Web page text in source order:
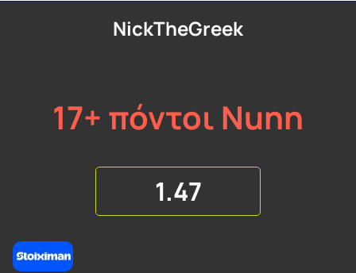
NickTheGreek
17+ πόντοι Nunn
1.47